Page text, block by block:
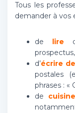
Tous les
demander à vos
de lire
d’écrire
postales
phrases : «
de